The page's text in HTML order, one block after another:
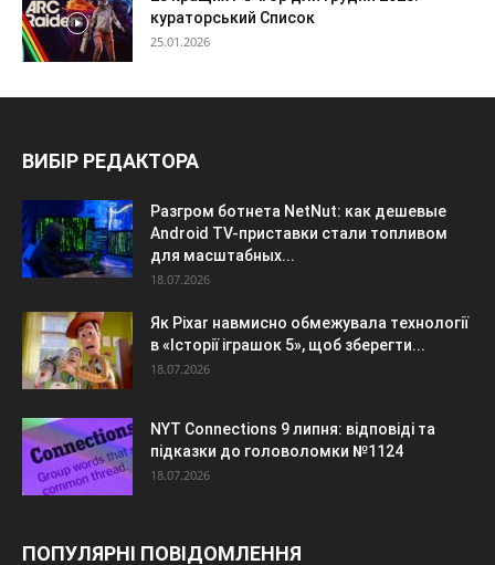
кураторський Список
25.01.2026
ВИБІР РЕДАКТОРА
Разгром ботнета NetNut: как дешевые
Android TV-приставки стали топливом
для масштабных...
18.07.2026
Як Pixar навмисно обмежувала технології
в «Історії іграшок 5», щоб зберегти...
18.07.2026
NYT Connections 9 липня: відповіді та
підказки до головоломки №1124
18.07.2026
ПОПУЛЯРНІ ПОВІДОМЛЕННЯ